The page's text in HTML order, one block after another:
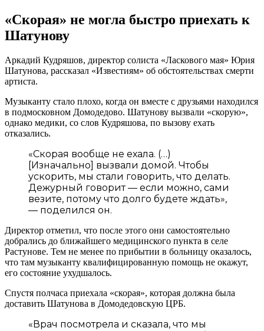
«Скорая» не могла быстро приехать к
Шатунову
Аркадий Кудряшов, директор солиста «Ласкового мая» Юрия
Шатунова, рассказал «Известиям» об обстоятельствах смерти
артиста.
Музыканту стало плохо, когда он вместе с друзьями находился
в подмосковном Домодедово. Шатунову вызвали «скорую»,
однако медики, со слов Кудряшова, по вызову ехать
отказались.
«Скорая вообще не ехала. (…)
[Изначально] вызвали домой. Чтобы
ускорить, мы стали говорить, что делать.
Дежурный говорит — если можно, сами
везите, потому что долго будете ждать»,
— поделился он.
Директор отметил, что после этого они самостоятельно
добрались до ближайшего медицинского пункта в селе
Растунове. Тем не менее по прибытии в больницу оказалось,
что там музыканту квалифицированную помощь не окажут,
его состояние ухудшалось.
Спустя полчаса приехала «скорая», которая должна была
доставить Шатунова в Домодедовскую ЦРБ.
«Врач посмотрела и сказала, что мы